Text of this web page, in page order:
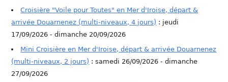
Croisière "Voile pour Toutes" en Mer d'Iroise, départ &
arrivée Douarnenez (multi-niveaux, 4 jours) : jeudi
17/09/2026 - dimanche 20/09/2026
Mini Croisière en Mer d'Iroise, départ & arrivée Douarnenez
(multi-niveaux, 2 jours) : samedi 26/09/2026 - dimanche
27/09/2026